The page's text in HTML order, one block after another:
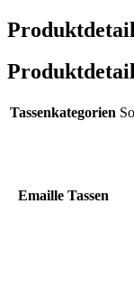
Tassenkategorien
Emaille Tassen